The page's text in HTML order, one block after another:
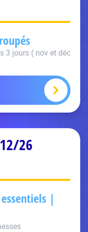
3 jours ( nov et déc
26
|